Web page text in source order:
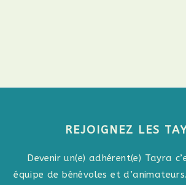
REJOIGNEZ LES
Devenir un(e) adhérent(e) Tayra
équipe de bénévoles et